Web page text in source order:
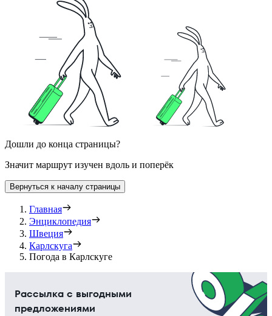
Дошли до конца страницы?
Значит маршрут изучен вдоль и поперёк
Вернуться к началу страницы
Главная
Энциклопедия
Швеция
Карлскуга
Погода в Карлскуге
Рассылка с выгодными
предложениями